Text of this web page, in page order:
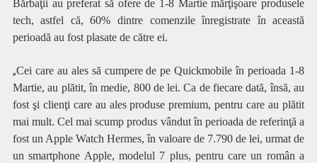
Bărbaţii au preferat să ofere de 1-8 Martie mărţişoare produsele
tech, astfel că, 60% dintre comenzile înregistrate în această
perioadă au fost plasate de către ei.
„Cei care au ales să cumpere de pe Quickmobile în perioada 1-8
Martie, au plătit, în medie, 800 de lei. Ca de fiecare dată, însă, au
fost şi clienţi care au ales produse premium, pentru care au plătit
mai mult. Cel mai scump produs vândut în perioada de referinţă a
fost un Apple Watch Hermes, în valoare de 7.790 de lei, urmat de
un smartphone Apple, modelul 7 plus, pentru care un român a